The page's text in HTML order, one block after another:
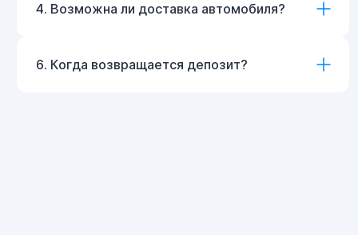
4. Возможна ли доставка автомобиля?
6. Когда возвращается депозит?